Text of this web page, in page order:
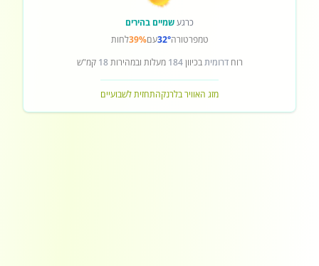
כרגעשמיים בהירים
טמפרטורה32°עם39%לחות
רוחדרומיתבכיוון184 מעלות ובמהירות18 קמ"ש
מזג האוויר בלרנקהתחזית לשבועיים